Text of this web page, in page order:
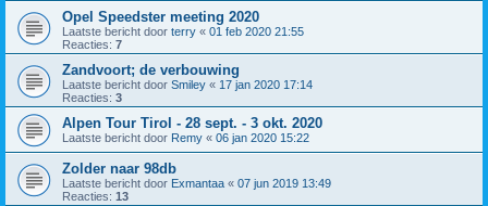
Opel Speedster meeting 2020
Laatste bericht door terry « 01 feb 2020 21:55
Reacties: 7
Zandvoort; de verbouwing
Laatste bericht door Smiley « 17 jan 2020 17:14
Reacties: 3
Alpen Tour Tirol - 28 sept. - 3 okt. 2020
Laatste bericht door Remy « 06 jan 2020 15:22
Zolder naar 98db
Laatste bericht door Exmantaa « 07 jun 2019 13:49
Reacties: 13